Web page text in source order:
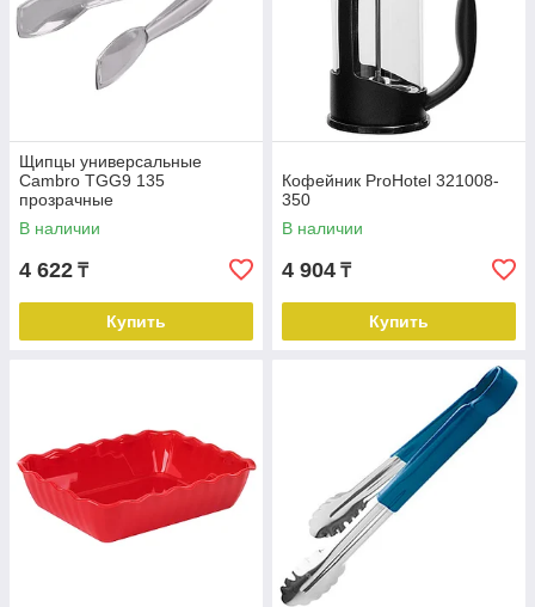
Щипцы универсальные
Cambro TGG9 135
прозрачные
В наличии
4 622 ₸
Купить
Кофейник ProHotel 321008-
350
В наличии
4 904 ₸
Купить